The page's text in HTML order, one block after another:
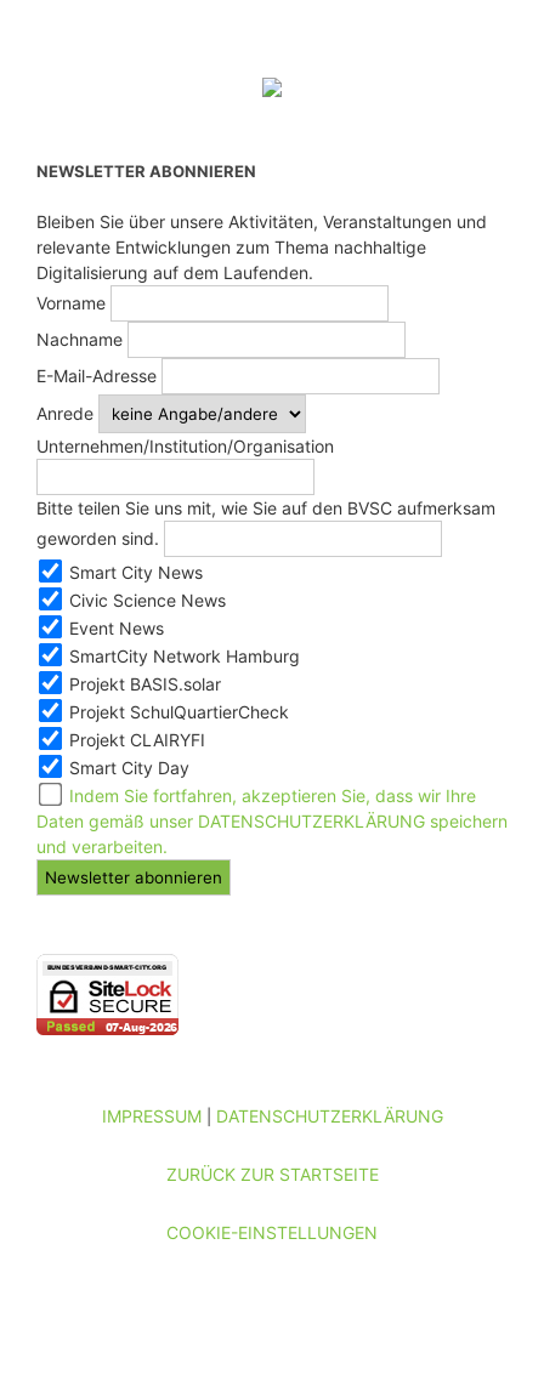
NEWSLETTER ABONNIEREN
Bleiben Sie über unsere Aktivitäten, Veranstaltungen und
relevante Entwicklungen zum Thema nachhaltige
Digitalisierung auf dem Laufenden.
Vorname
Nachname
E-Mail-Adresse
Anrede
Unternehmen/Institution/Organisation
Bitte teilen Sie uns mit, wie Sie auf den BVSC aufmerksam
geworden sind.
Smart City News
Civic Science News
Event News
SmartCity Network Hamburg
Projekt BASIS.solar
Projekt SchulQuartierCheck
Projekt CLAIRYFI
Smart City Day
Indem Sie fortfahren, akzeptieren Sie, dass wir Ihre
Daten gemäß unser DATENSCHUTZERKLÄRUNG speichern
und verarbeiten.
IMPRESSUM| DATENSCHUTZERKLÄRUNG
ZURÜCK ZUR STARTSEITE
COOKIE-EINSTELLUNGEN